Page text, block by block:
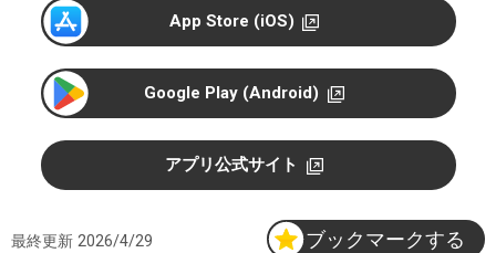
e
App Store (iOS)
Google Play (Android)
アプリ公式サイト
最終更新 2026/4/29 ブックマークする